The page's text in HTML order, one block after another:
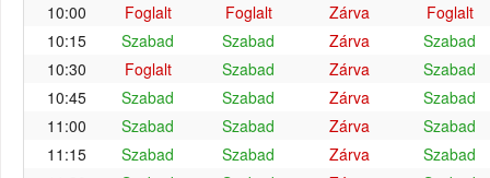
10:00
Foglalt Foglalt Zárva
Foglalt
10:15
Szabad Szabad Zárva
Szabad
10:30
Foglalt Szabad Zárva
Szabad
10:45
Szabad Szabad Zárva
Szabad
11:00
Szabad Szabad Zárva
Szabad
11:15
Szabad Szabad Zárva
Szabad